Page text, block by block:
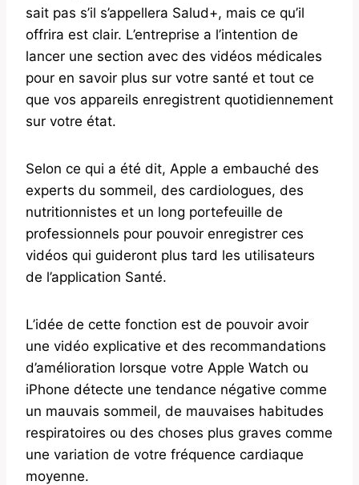
sait pas s’il s’appellera Salud+, mais ce qu’il
offrira est clair. L’entreprise a l’intention de
lancer une section avec des vidéos médicales
pour en savoir plus sur votre santé et tout ce
que vos appareils enregistrent quotidiennement
sur votre état.
Selon ce qui a été dit, Apple a embauché des
experts du sommeil, des cardiologues, des
nutritionnistes et un long portefeuille de
professionnels pour pouvoir enregistrer ces
vidéos qui guideront plus tard les utilisateurs
de l’application Santé.
L’idée de cette fonction est de pouvoir avoir
une vidéo explicative et des recommandations
d’amélioration lorsque votre Apple Watch ou
iPhone détecte une tendance négative comme
un mauvais sommeil, de mauvaises habitudes
respiratoires ou des choses plus graves comme
une variation de votre fréquence cardiaque
moyenne.